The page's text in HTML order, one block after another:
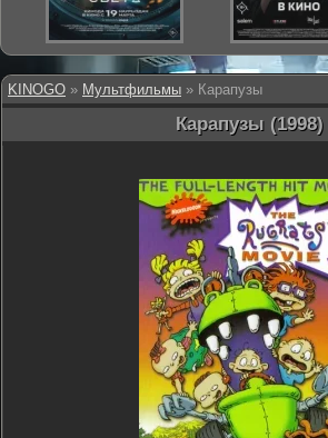
KINOGO » Мультфильмы » Карапузы
Карапузы (1998)